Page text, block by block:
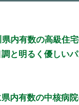
内有数の高級住
と明るく優しい
内有数の中核病